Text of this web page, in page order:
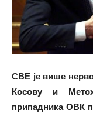
СВЕ је више
Косову и
припадника ОВК